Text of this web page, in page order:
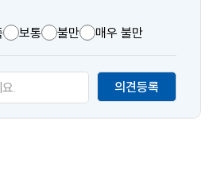
보통 불만 매우 불만
의견등록